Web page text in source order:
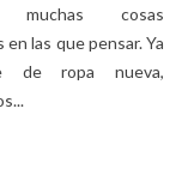
muchas cosas
en las que pensar. Ya
de ropa nueva,